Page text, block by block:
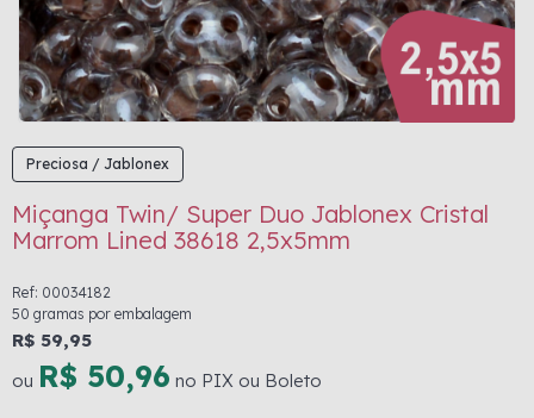
Preciosa / Jablonex
Miçanga Twin/ Super Duo Jablonex Cristal
Marrom Lined 38618 2,5x5mm
Ref: 00034182
50 gramas por embalagem
R$ 59,95
ou R$ 50,96 no PIX ou Boleto